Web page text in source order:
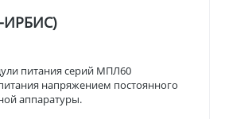
питания серий МПЛ60
напряжением постоянного
аппаратуры.